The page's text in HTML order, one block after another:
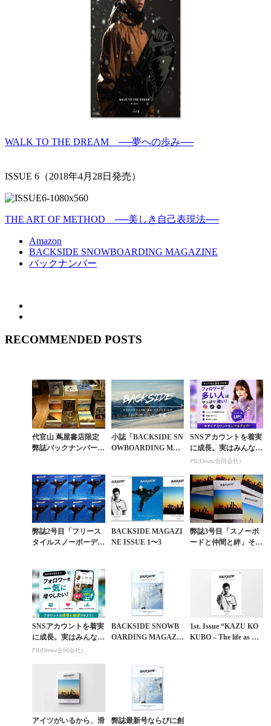
WALK TO THE DREAM ──夢への歩み──
ISSUE 6（2018年4月28日発売）
THE ART OF METHOD ──美しき自己表現法──
Amazon
BACKSIDE SNOWBOARDING MAGAZINE
バックナンバー
RECOMMENDED POSTS
代官山 蔦屋書店限定
弊誌バックナンバー発
小誌「BACKSIDE SN
OWBOARDING MAG
SNSアカウントを着実
に成長。実はみんなコ
コ使ってます。
PR(Dreaw合同会社)
弊誌2号目「フリース
タイルスノーボーディ
BACKSIDE MAGAZI
NE ISSUE 1〜3
弊誌3号目「スノーボ
ードと仲間と絆」その
SNSアカウントを着実
に成長。実はみんなコ
コ使ってます。
PR(Dreaw合同会社)
BACKSIDE SNOWB
OARDING MAGAZI
1st. Issue “KAZU KO
KUBO – The life as Ka
アイツがいるから、滑
弊誌最新号ならびに創